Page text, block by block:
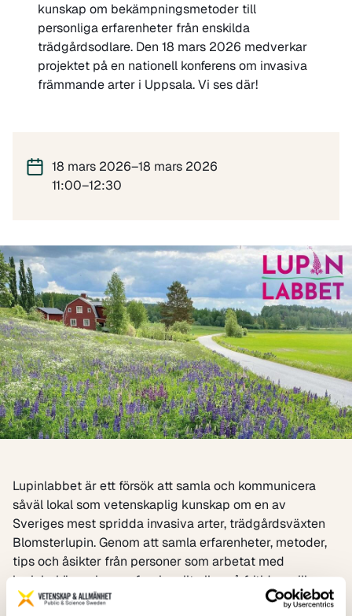
kunskap om bekämpningsmetoder till
personliga erfarenheter från enskilda
trädgårdsodlare. Den 18 mars 2026 medverkar
projektet på en nationell konferens om invasiva
främmande arter i Uppsala. Vi ses där!
18 mars 2026–18 mars 2026
11:00–12:30
Lupinlabbet är ett försök att samla och kommunicera
såväl lokal som vetenskaplig kunskap om en av
Sveriges mest spridda invasiva arter, trädgårdsväxten
Blomsterlupin. Genom att samla erfarenheter, metoder,
tips och åsikter från personer som arbetat med
lupinbekämpning professionellt eller på fritiden, vill
Lupinlabbet bidra till att stärka och effektivisera